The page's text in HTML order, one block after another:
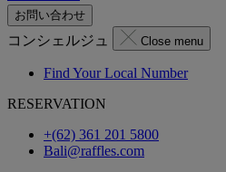
お問い合わせ
コンシェルジュ Close menu
Find Your Local Number
RESERVATION
+(62) 361 201 5800
Bali@raffles.com